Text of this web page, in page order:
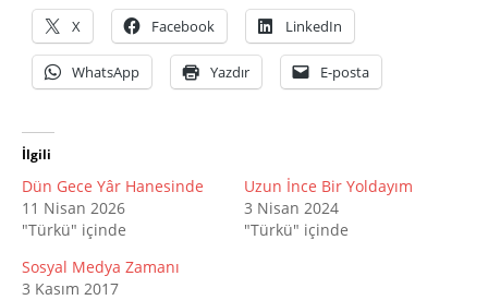
X Facebook LinkedIn
WhatsApp Yazdır E-posta
İlgili
Dün Gece Yâr Hanesinde
11 Nisan 2026
"Türkü" içinde
Uzun İnce Bir Yoldayım
3 Nisan 2024
"Türkü" içinde
Sosyal Medya Zamanı
3 Kasım 2017